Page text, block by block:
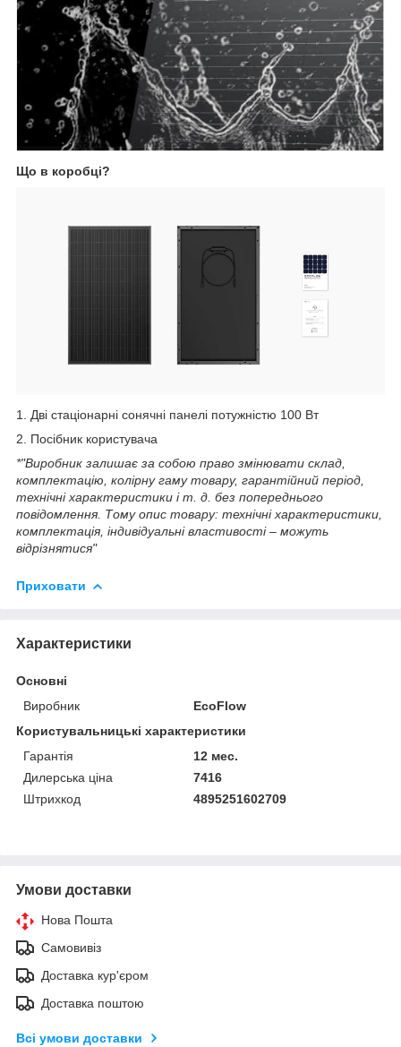
Що в коробці?
1. Дві стаціонарні сонячні панелі потужністю 100 Вт
2. Посібник користувача
*"Виробник залишає за собою право змінювати склад,
комплектацію, колірну гаму товару, гарантійний період,
технічні характеристики і т. д. без попереднього
повідомлення. Тому опис товару: технічні характеристики,
комплектація, індивідуальні властивості – можуть
відрізнятися"
Приховати
Характеристики
Основні
Виробник
EcoFlow
Користувальницькі характеристики
Гарантія
12 мес.
Дилерська ціна
7416
Штрихкод
4895251602709
Умови доставки
Нова Пошта
Самовивіз
Доставка кур'єром
Доставка поштою
Всі умови доставки